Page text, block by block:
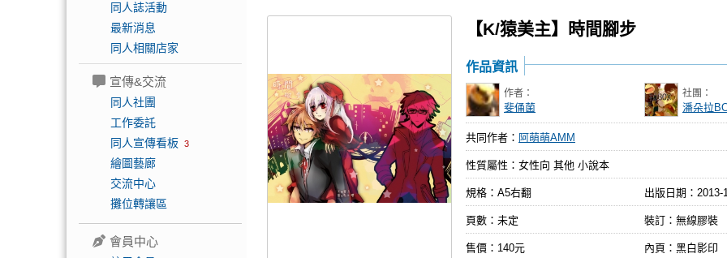
同人誌活動
最新消息
同人相關店家
宣傳&交流
同人社團
工作委託
同人宣傳看板 3
繪圖藝廊
交流中心
攤位轉讓區
會員中心
【K/猿美主】時間腳步
作品資訊
作者：
斐俑菌
社團：
潘朵拉
共同作者： 阿萌萌AMM
性質屬性：女性向 其他 小說本
規格：A5右翻 出版日期： 2013-
頁數：未定 裝訂：無線膠裝
售價：140元 內頁：黑白影印